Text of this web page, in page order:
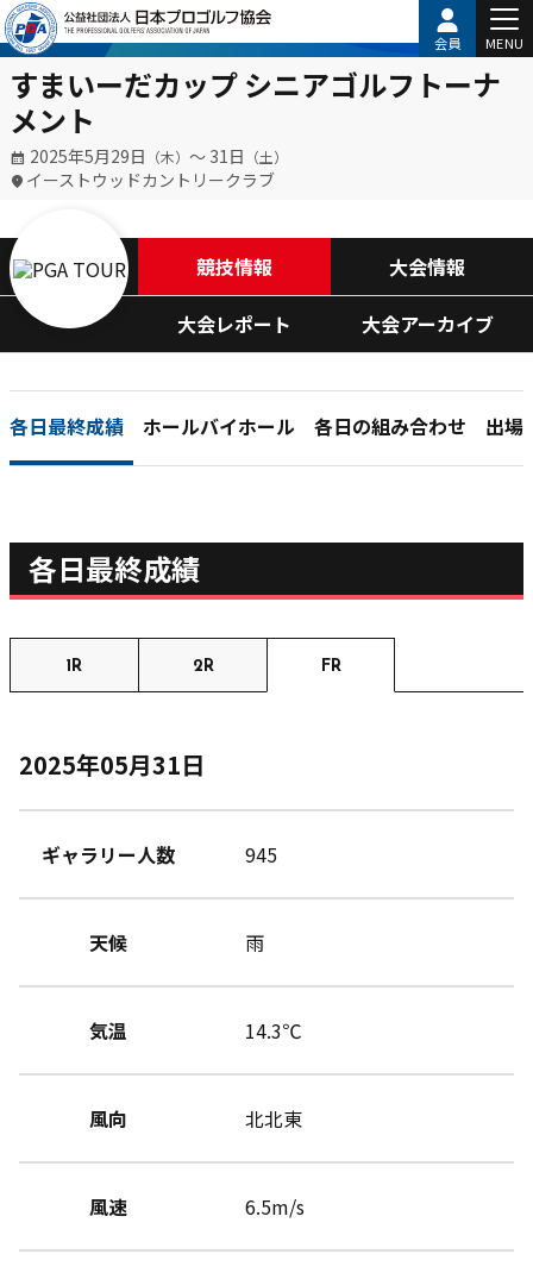
会員 MENU
すまいーだカップ シニアゴルフトーナ
メント
2025年5月29日 （木） 〜 31日 （土）
イーストウッドカントリークラブ
競技情報
大会情報
大会レポート
大会アーカイブ
各日最終成績 ホールバイホール 各日の組み合わせ 出場
各日最終成績
1R 2R FR
2025年05月31日
ギャラリー人数 945
天候 雨
気温 14.3℃
風向 北北東
風速 6.5m/s